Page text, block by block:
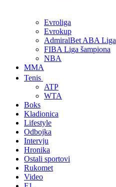
Evroliga
Evrokup
AdmiralBet ABA Liga
FIBA Liga šampiona
NBA
MMA
Tenis
ATP
WTA
Boks
Kladionica
Lifestyle
Odbojka
Intervju
Hronika
Ostali sportovi
Rukomet
Video